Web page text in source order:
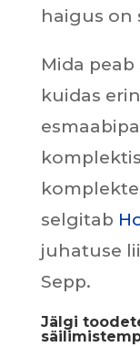
haigus on
Mida
kuidas
selgitab
juhatuse
Sepp.
Jälgi